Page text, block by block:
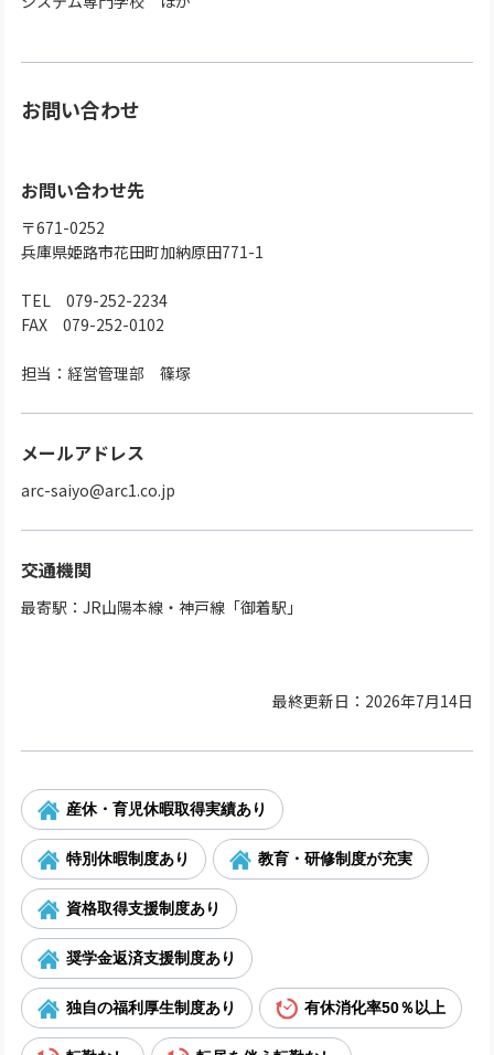
お問い合わせ
お問い合わせ先
〒671-0252
兵庫県姫路市花田町加納原田771-1
TEL 079-252-2234
FAX 079-252-0102
担当：経営管理部 篠塚
メールアドレス
arc-saiyo@arc1.co.jp
交通機関
最寄駅：JR山陽本線・神戸線「御着駅」
最終更新日：2026年7月14日
産休・育児休暇取得実績あり
特別休暇制度あり 教育・研修制度が充実
資格取得支援制度あり
奨学金返済支援制度あり
独自の福利厚生制度あり 有休消化率50％以上